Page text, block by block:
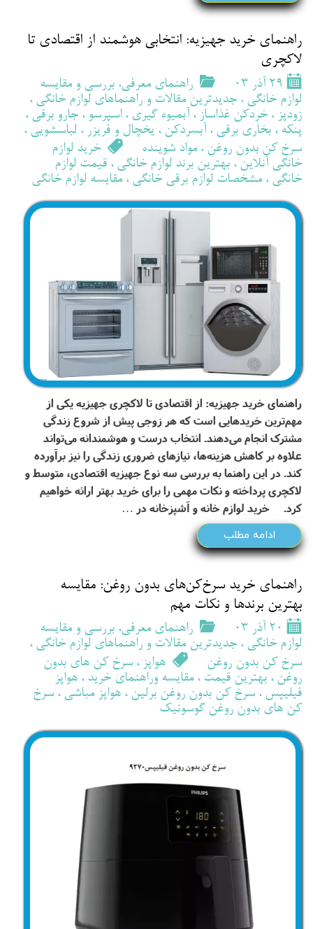
راهنمای خرید جهیزیه: انتخابی هوشمند از اقتصادی تا
لاکچری
۲۹ آذر ۰۳
راهنمای معرفی، بررسی و مقایسه
لوازم خانگی ،جدیدترین مقالات و راهنماهای لوازم خانگی ،
زودپز ،خردکن غذاساز ،آبمیوه گیری ،اسپرسو ،جارو برقی ،
پنکه ،بخاری برقی ،آبسردکن ،یخچال و فریزر ،لباسشویی ،
سرخ کن بدون روغن ،مواد شوینده
خرید لوازم
خانگی آنلاین ،بهترین برند لوازم خانگی ،قیمت لوازم
خانگی ،مشخصات لوازم برقی خانگی ،مقایسه لوازم خانگی
راهنمای خرید جهیزیه: از اقتصادی تا لاکچری جهیزیه یکی از
مهم‌ترین خریدهایی است که هر زوجی پیش از شروع زندگی
مشترک انجام می‌دهند. انتخاب درست و هوشمندانه می‌تواند
علاوه بر کاهش هزینه‌ها، نیازهای ضروری زندگی را نیز برآورده
کند. در این راهنما به بررسی سه نوع جهیزیه اقتصادی، متوسط و
لاکچری پرداخته و نکات مهمی را برای خرید بهتر ارائه خواهیم
کرد. خرید لوازم خانه و آشپزخانه در …
ادامه مطلب
راهنمای خرید سرخ‌کن‌های بدون روغن: مقایسه
بهترین برندها و نکات مهم
۲۰ آذر ۰۳
راهنمای معرفی، بررسی و مقایسه
لوازم خانگی ،جدیدترین مقالات و راهنماهای لوازم خانگی ،
سرخ کن بدون روغن
هواپز ،سرخ کن های بدون
روغن ،بهترین قیمت ،مقایسه وراهنمای خرید ،هواپز
فیلیپس ،سرخ کن بدون روغن برلین ،هواپز مباشی ،سرخ
کن های بدون روغن گوسونیک